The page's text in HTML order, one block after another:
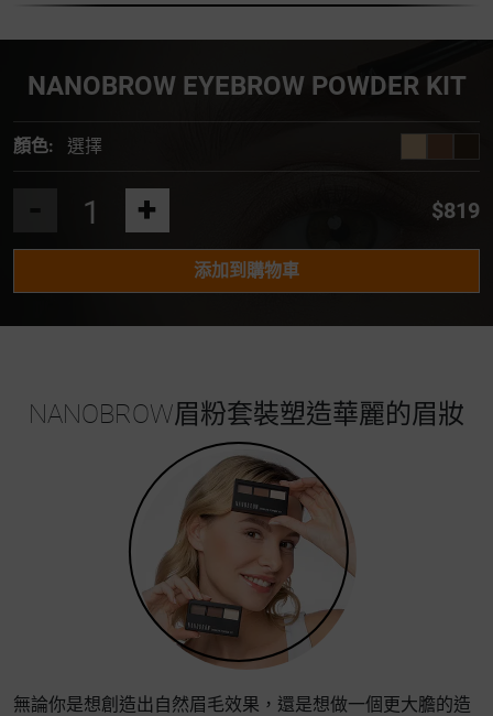
NANOBROW EYEBROW POWDER KIT
顏色: 選擇
+ $819
添加到購物車
NANOBROW眉粉套裝塑造華麗的眉妝
無論你是想創造出自然眉毛效果，還是想做一個更大膽的造